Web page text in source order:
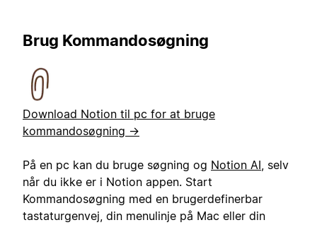
Brug Kommandosøgning
Download Notion til pc for at bruge
kommandosøgning →
På en pc kan du bruge søgning og Notion AI, selv
når du ikke er i Notion appen. Start
Kommandosøgning med en brugerdefinerbar
tastaturgenvej, din menulinje på Mac eller din